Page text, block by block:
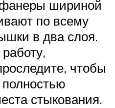
шириной
по всему
в два слоя.
чтобы
стыкования.